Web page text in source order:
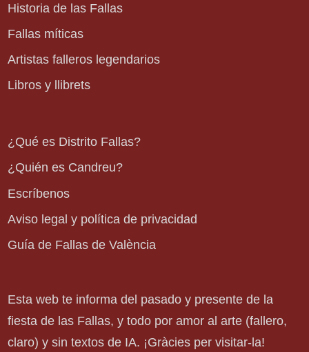
Historia de las Fallas
Fallas míticas
Artistas falleros legendarios
Libros y llibrets
¿Qué es Distrito Fallas?
¿Quién es Candreu?
Escríbenos
Aviso legal y política de privacidad
Guía de Fallas de València
Esta web te informa del pasado y presente de la
fiesta de las Fallas, y todo por amor al arte (fallero,
claro) y sin textos de IA. ¡Gràcies per visitar-la!